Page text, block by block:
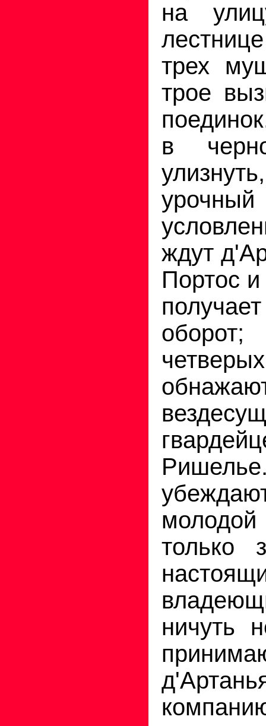
на
трех
трое
в
ждут
Портос
только
ничуть